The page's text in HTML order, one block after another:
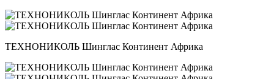
ТЕХНОНИКОЛЬ Шинглас Континент Африка